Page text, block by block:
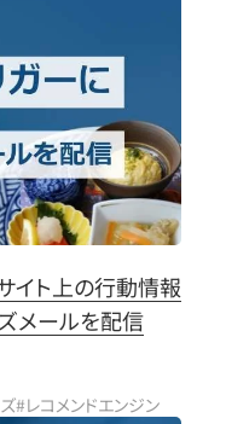
イト上の行動情報
メールを配信
#レコメンドエンジン